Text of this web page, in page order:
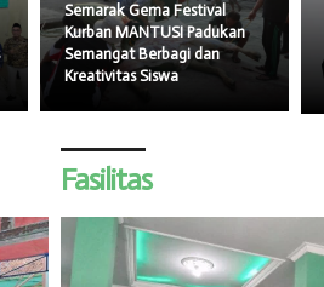
Semarak Gema Festival
Kurban MANTUSI Padukan
Semangat Berbagi dan
Kreativitas Siswa
Fasilitas